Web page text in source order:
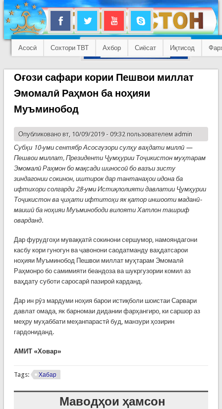
Асосӣ Сохтори ТВТ Ахбор Сиёсат Иқтисод
Оғози сафари кории Пешвои миллат
Эмомалӣ Раҳмон ба ноҳияи
Муъминобод
Опубликовано вт, 10/09/2019 - 09:32 пользователем admin
Субҳи 10-уми сентябр Асосгузори сулҳу ваҳдати миллӣ —
Пешвои миллат, Президенти Ҷумҳурии Тоҷикистон муҳтарам
Эмомалӣ Раҳмон бо мақсади шиносоӣ бо вазъи зисту
зиндагонии сокинон, иштирок дар тантанаҳои идона ба
ифтихори солгарди 28-уми Истиқлолияти давлатии Ҷумҳурии
Тоҷикистон ва ҷиҳати ифтитоҳи як қатор иншооти маданӣ-
маишӣ ба ноҳияи Муъминободи вилояти Хатлон ташриф
оварданд.
Дар фурудгоҳи муваққатӣ сокинони сершумор, намояндагони
касбу кори гуногун ва ҷавонони саодатманду ваҳдатсарои
ноҳияи Муъминобод Пешвои миллат муҳтарам Эмомалӣ
Раҳмонро бо самимияти беандоза ва шукргузории комил аз
ваҳдату суботи саросарӣ пазироӣ карданд.
Дар ин рӯз мардуми ноҳия барои истиқболи шоистаи Сарвари
давлат омада, як барномаи дидании фарҳангиро, ки саршор аз
меҳру муҳаббати меҳанпарастӣ буд, манзури ҳозирин
гардониданд.
АМИТ «Ховар»
Tags: Хабар
Маводҳои ҳамсон